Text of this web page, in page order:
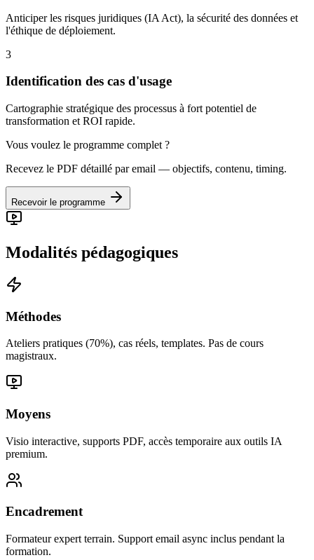
Anticiper les risques juridiques (IA Act), la sécurité des données et
l'éthique de déploiement.
3
Identification des cas d'usage
Cartographie stratégique des processus à fort potentiel de
transformation et ROI rapide.
Vous voulez le programme complet ?
Recevez le PDF détaillé par email — objectifs, contenu, timing.
Recevoir le programme
Modalités pédagogiques
Méthodes
Ateliers pratiques (70%), cas réels, templates. Pas de cours
magistraux.
Moyens
Visio interactive, supports PDF, accès temporaire aux outils IA
premium.
Encadrement
Formateur expert terrain. Support email async inclus pendant la
formation.